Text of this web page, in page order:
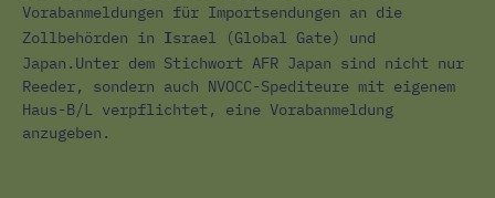
Vorabanmeldungen für Importsendungen an die
Zollbehörden in Israel (Global Gate) und
Japan. Unter dem Stichwort AFR Japan sind nicht nur
Reeder, sondern auch NVOCC-Spediteure mit eigenem
Haus-B/L verpflichtet, eine Vorabanmeldung
anzugeben.